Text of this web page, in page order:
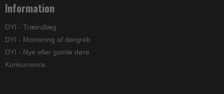
Information
DYI - Træindlæg
DYI - Montering af dørgreb
DYI - Nye eller gamle døre
Konkurrence